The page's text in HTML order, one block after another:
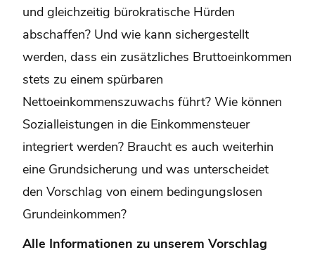
und gleichzeitig bürokratische Hürden
abschaffen? Und wie kann sichergestellt
werden, dass ein zusätzliches Bruttoeinkommen
stets zu einem spürbaren
Nettoeinkommenszuwachs führt? Wie können
Sozialleistungen in die Einkommensteuer
integriert werden? Braucht es auch weiterhin
eine Grundsicherung und was unterscheidet
den Vorschlag von einem bedingungslosen
Grundeinkommen?
Alle Informationen zu unserem Vorschlag